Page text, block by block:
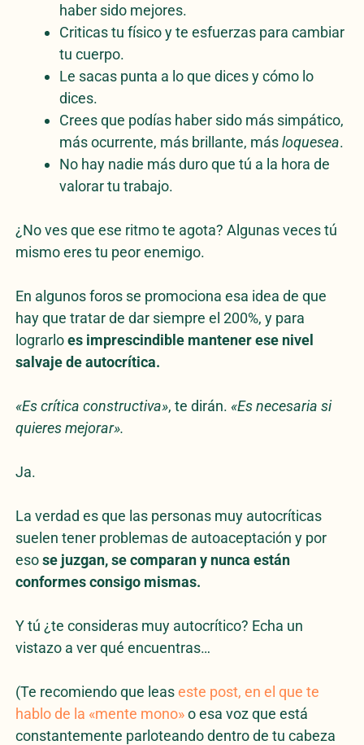
haber sido mejores.
Criticas tu físico y te esfuerzas para cambiar
tu cuerpo.
Le sacas punta a lo que dices y cómo lo
dices.
Crees que podías haber sido más simpático,
más ocurrente, más brillante, másloquesea.
No hay nadie más duro que tú a la hora de
valorar tu trabajo.
¿No ves que ese ritmo te agota? Algunas veces tú
mismo eres tu peor enemigo.
En algunos foros se promociona esa idea de que
hay que tratar de dar siempre el 200%, y para
lograrloes imprescindible mantener ese nivel
salvaje de autocrítica.
«Es crítica constructiva», te dirán. «Es necesaria si
quieres mejorar».
Ja.
La verdad es que las personas muy autocríticas
suelen tener problemas de autoaceptación y por
esose juzgan, se comparan y nunca están
conformes consigo mismas.
Y tú ¿te consideras muy autocrítico? Echa un
vistazo a ver qué encuentras…
(Te recomiendo que leaseste post, en el que te
hablo de la «mente mono»o esa voz que está
constantemente parloteando dentro de tu cabeza